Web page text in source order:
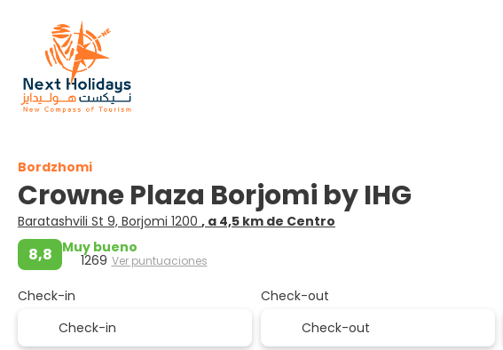
Bordzhomi
Crowne Plaza Borjomi by IHG
Baratashvili St 9, Borjomi 1200 , a 4,5 km de Centro
8,8 Muy bueno
1269 Ver puntuaciones
Check-in Check-out